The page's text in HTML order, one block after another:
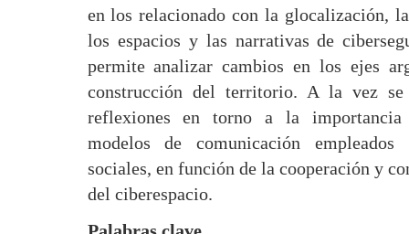
en los relacionado con la glocalización,
los espacios y las narrativas de
permite analizar cambios en los ejes
construcción del territorio. A la vez se
reflexiones en torno a la
modelos de comunicación
sociales, en función de la cooperación y
del ciberespacio.